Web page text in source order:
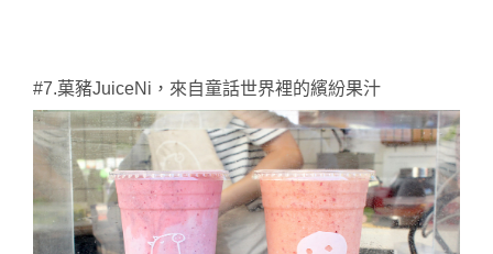
#7.菓豬JuiceNi，來自童話世界裡的繽紛果汁